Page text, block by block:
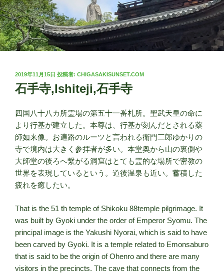
投
稿
日:
2019年11月15日 投稿者: CHIGASAKISUNSET.COM
石手寺,Ishiteji,石手寺
四国八十八カ所霊場の第五十一番札所。聖武天皇の命に
より行基が建立した。本尊は、行基が刻んだとされる薬
師如来像。お遍路のルーツと言われる衛門三郎ゆかりの
寺で境内は大きく参拝者が多い。本堂奥から山の裏側や
大師堂の後ろへ繋がる洞窟はとても霊的な場所で密教の
世界を表現しているという。道後温泉も近い。蓄積した
疲れを癒したい。
That is the 51 th temple of Shikoku 88temple pilgrimage. It
was built by Gyoki under the order of Emperor Syomu. The
principal image is the Yakushi Nyorai, which is said to have
been carved by Gyoki. It is a temple related to Emonsaburo
that is said to be the origin of Ohenro and there are many
visitors in the precincts. The cave that connects from the